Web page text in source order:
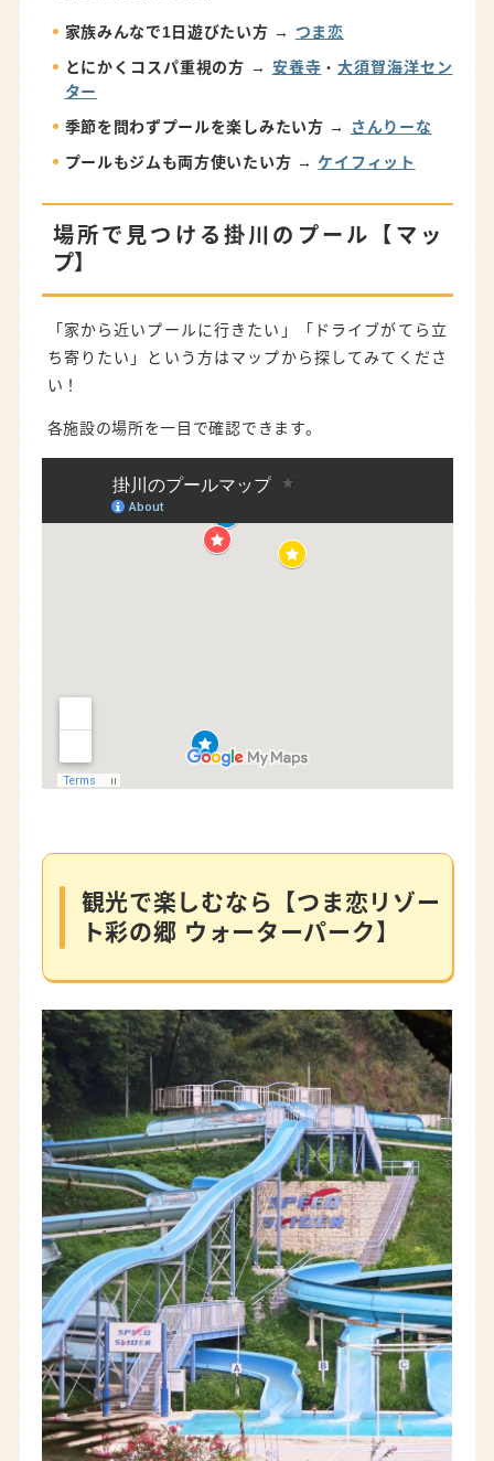
家族みんなで1日遊びたい方 → つま恋
とにかくコスパ重視の方 → 安養寺 ・大須賀海洋セン
ター
季節を問わずプールを楽しみたい方 →
さんりーな
プールもジムも両方使いたい方 → ケイフィット
場所で見つける掛川のプール【マッ
プ】
「家から近いプールに行きたい」「ドライブがてら立
ち寄りたい」という方はマップから探してみてくださ
い！
各施設の場所を一目で確認できます。
観光で楽しむなら【つま恋リゾー
ト彩の郷 ウォーターパーク】